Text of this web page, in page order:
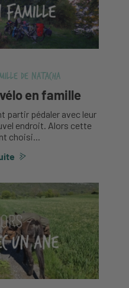
de Natacha
en famille
partir pédaler avec leur
endroit. Alors cette
choisi...